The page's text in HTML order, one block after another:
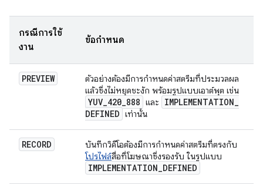
กรณีการใช้
งาน
ข้อกำหนด
PREVIEW
ตัวอย่างต้องมีการกำหนดค่าสตรีมที่ประมวลผล
แล้วซึ่งไม่หยุดชะงัก พร้อมรูปแบบเอาต์พุต เช่น
YUV_420_888 และ IMPLEMENTATION_
DEFINED เท่านั้น
RECORD
บันทึกวิดีโอต้องมีการกำหนดค่าสตรีมที่ตรงกับ
โปรไฟล์สื่อที่โฆษณาซึ่งรองรับ ในรูปแบบ
IMPLEMENTATION_DEFINED